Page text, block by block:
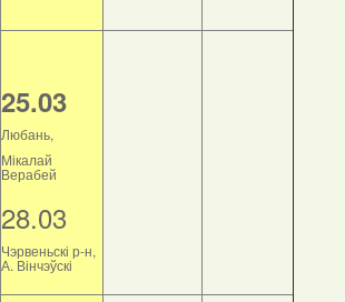
25.03
Любань,
Мікалай
Верабей
28.03
Чэрвеньскі р-н,
А. Вінчэўскі